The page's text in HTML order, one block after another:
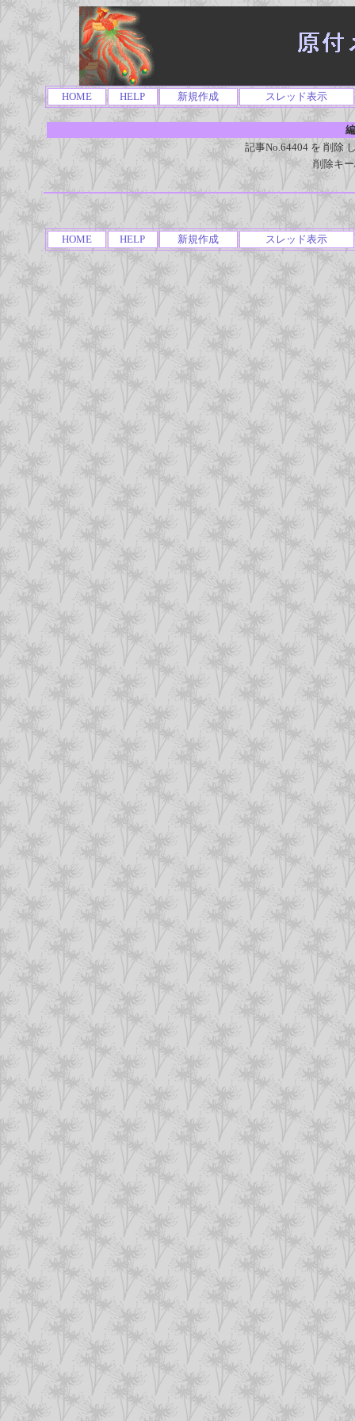
HOME HELP 新規作成 スレッド表示
記事No.64404 を 削除
削除キ
HOME HELP 新規作成 スレッド表示